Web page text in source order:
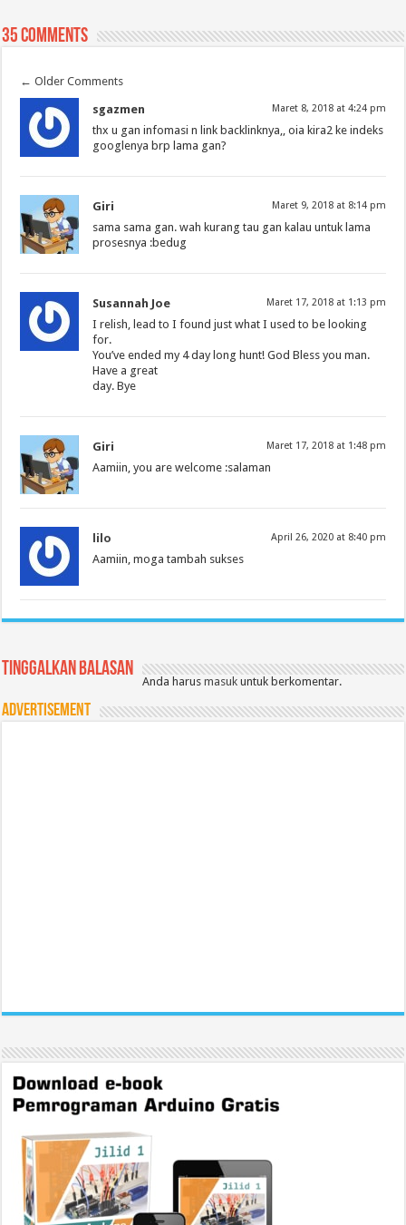
35 comments
← Older Comments
sgazmen Maret 8, 2018 at 4:24 pm
thx u gan infomasi n link backlinknya,, oia kira2 ke indeks
googlenya brp lama gan?
Giri Maret 9, 2018 at 8:14 pm
sama sama gan. wah kurang tau gan kalau untuk lama
prosesnya :bedug
Susannah Joe Maret 17, 2018 at 1:13 pm
I relish, lead to I found just what I used to be looking
for.
You’ve ended my 4 day long hunt! God Bless you man.
Have a great
day. Bye
Giri Maret 17, 2018 at 1:48 pm
Aamiin, you are welcome :salaman
lilo April 26, 2020 at 8:40 pm
Aamiin, moga tambah sukses
Tinggalkan Balasan
Anda harusmasuk untuk berkomentar.
Advertisement